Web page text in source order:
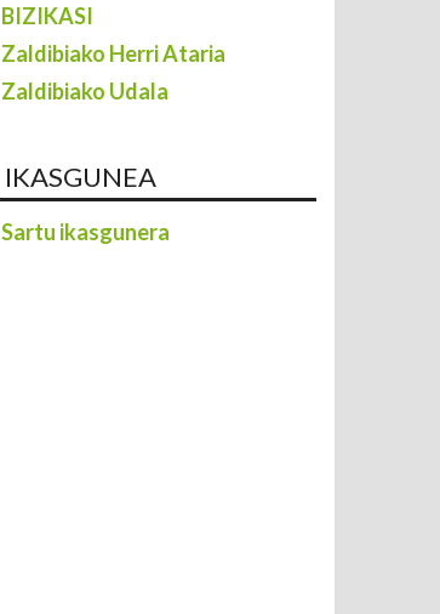
BIZIKASI
Zaldibiako Herri Ataria
Zaldibiako Udala
IKASGUNEA
Sartu ikasgunera